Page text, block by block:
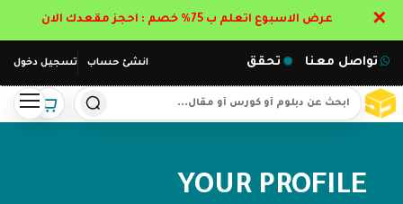
انشئ حساب تسجيل دخول تواصل معنا تحقق
YOUR PROFILE
عرض الاسبوع اتعلم ب 75% خصم : احجز مقعدك الان ✕